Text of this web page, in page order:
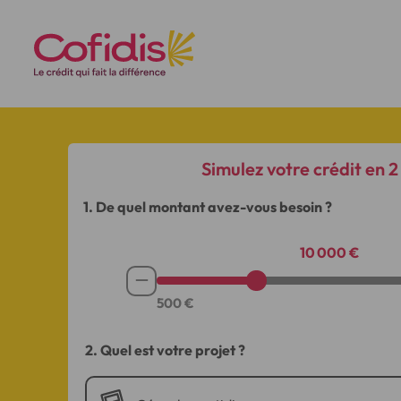
Simulez votre crédit en
1. De quel montant avez-vous besoin ?
10 000 €
Soustraire
de
500€
2. Quel est votre projet ?